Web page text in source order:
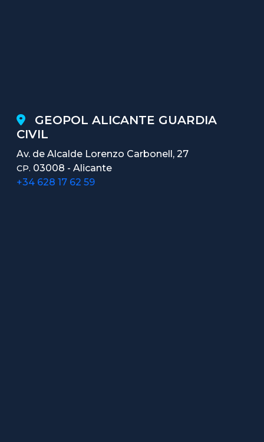
GEOPOL ALICANTE GUARDIA
CIVIL
Av. de Alcalde Lorenzo Carbonell, 27
CP. 03008 - Alicante
+34 628 17 62 59